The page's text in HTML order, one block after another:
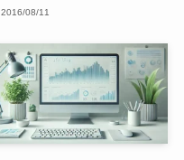
2016/08/11